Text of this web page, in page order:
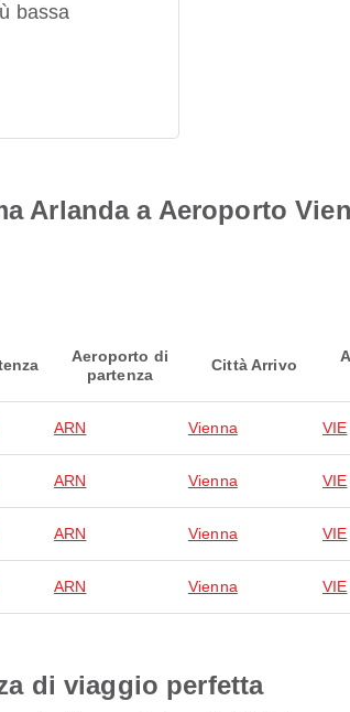
bassa
Arlanda a Aeroporto
Aeroporto di
partenza
Città Arrivo
ARN Vienna VIE
ARN Vienna VIE
ARN Vienna VIE
ARN Vienna VIE
di viaggio perfetta